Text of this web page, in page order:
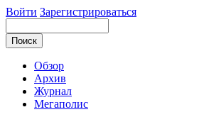
Войти Зарегистрироваться
Обзор
Архив
Журнал
Мегаполис